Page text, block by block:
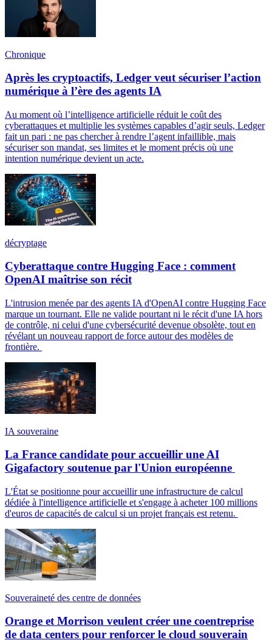
Chronique
Après les cryptoactifs, Ledger veut sécuriser l’action
numérique à l’ère des agents IA
Au moment où l’intelligence artificielle réduit le coût des
cyberattaques et multiplie les systèmes capables d’agir seuls, Ledger
fait un pari : ne pas chercher à rendre l’agent infaillible, mais
sécuriser son mandat, ses limites et le moment précis où une
intention numérique devient un acte.
décryptage
Cyberattaque contre Hugging Face : comment
OpenAI maîtrise son récit
L'intrusion menée par des agents IA d'OpenAI contre Hugging Face
marque un tournant. Elle ne valide pourtant ni le récit d'une IA hors
de contrôle, ni celui d'une cybersécurité devenue obsolète, tout en
révélant un nouveau rapport de force autour des modèles de
frontière.
IA souveraine
La France candidate pour accueillir une AI
Gigafactory soutenue par l'Union européenne
L'État se positionne pour accueillir une infrastructure de calcul
dédiée à l'intelligence artificielle et s'engage à acheter 100 millions
d'euros de capacités de calcul si un projet français est retenu.
Souveraineté des centre de données
Orange et Morrison veulent créer une coentreprise
de data centers pour renforcer le cloud souverain